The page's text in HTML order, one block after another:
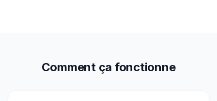
Comment ça fonctionne